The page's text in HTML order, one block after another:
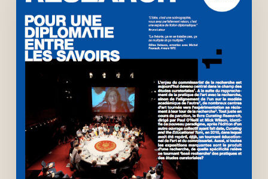
n°64,
2015)